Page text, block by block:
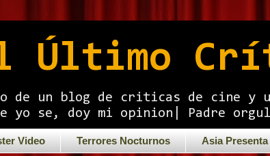
Último
de un blog de criticas de cine y
yo se, doy mi opinion| Padre
Video Terrores Nocturnos Asia Presenta